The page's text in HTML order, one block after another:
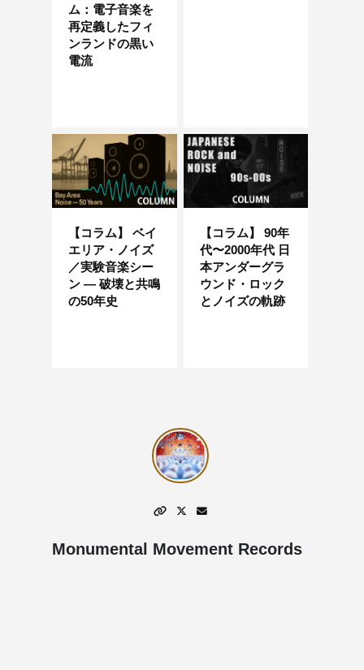
ム：電子音楽を
再定義したフィ
ンランドの黒い
電流
【コラム】 ベイ
エリア・ノイズ
／実験音楽シー
ン — 破壊と共鳴
の50年史
【コラム】 90年
代〜2000年代 日
本アンダーグラ
ウンド・ロック
とノイズの軌跡
Monumental Movement Records